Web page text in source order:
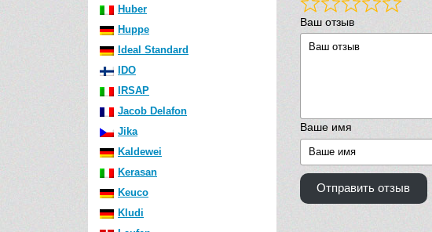
Huber
Huppe
Ideal Standard
IDO
IRSAP
Jacob Delafon
Jika
Kaldewei
Kerasan
Keuco
Kludi
Ваш отзыв
Ваше имя
Отправить отзыв